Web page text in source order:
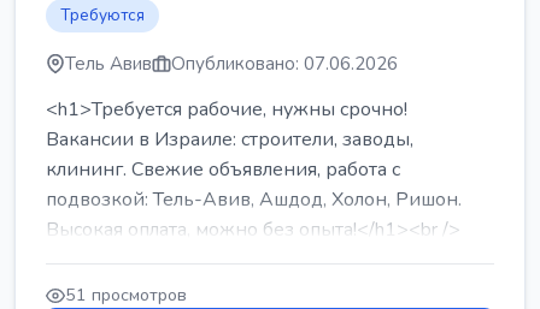
Требуются
Тель Авив Опубликовано: 07.06.2026
<h1>Требуется рабочие, нужны срочно!
Вакансии в Израиле: строители, заводы,
клининг. Свежие объявления, работа с
подвозкой: Тель-Авив, Ашдод, Холон, Ришон.
Высокая оплата, можно без опыта!</h1><br />
...
51 просмотров